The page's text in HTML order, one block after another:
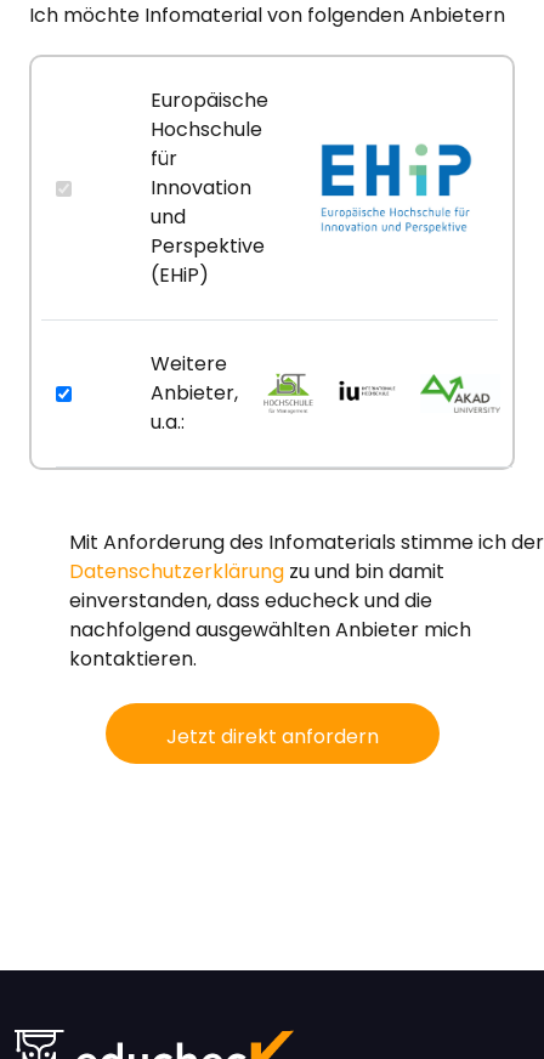
Ich möchte Infomaterial von folgenden Anbietern
Europäische
Hochschule
für
Innovation
und
Perspektive
(EHiP)
Weitere
Anbieter,
u.a.:
Mit Anforderung des Infomaterials stimme ich der
Datenschutzerklärung zu und bin damit
einverstanden, dass educheck und die
nachfolgend ausgewählten Anbieter mich
kontaktieren.
Jetzt direkt anfordern